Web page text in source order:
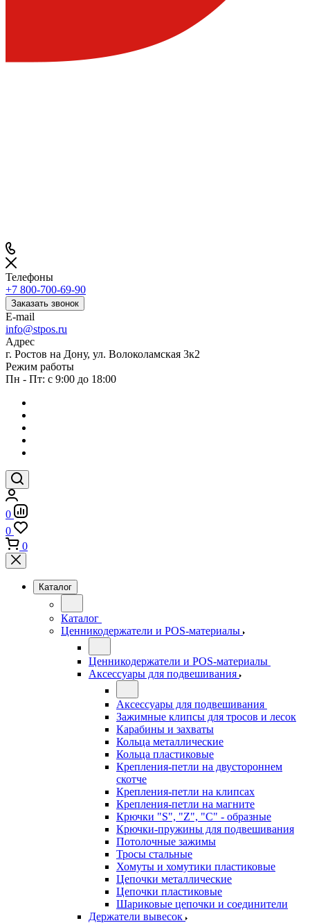
Телефоны
+7 800-700-69-90
Заказать звонок
E-mail
info@stpos.ru
Адрес
г. Ростов на Дону, ул. Волоколамская 3к2
Режим работы
Пн - Пт: с 9:00 до 18:00
0
0
0
Каталог
Каталог
Ценникодержатели и POS-материалы
Ценникодержатели и POS-материалы
Аксессуары для подвешивания
Аксессуары для подвешивания
Зажимные клипсы для тросов и лесок
Карабины и захваты
Кольца металлические
Кольца пластиковые
Крепления-петли на двустороннем
скотче
Крепления-петли на клипсах
Крепления-петли на магните
Крючки "S", "Z", "C" - образные
Крючки-пружины для подвешивания
Потолочные зажимы
Тросы стальные
Хомуты и хомутики пластиковые
Цепочки металлические
Цепочки пластиковые
Шариковые цепочки и соединители
Держатели вывесок